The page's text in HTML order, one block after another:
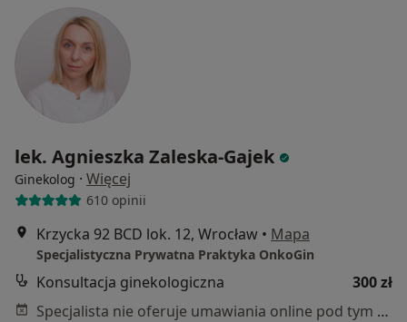
lek. Agnieszka Zaleska-Gajek
Ginekolog · Więcej
610 opinii
Krzycka 92 BCD lok. 12, Wrocław • Mapa
Specjalistyczna Prywatna Praktyka OnkoGin
Konsultacja ginekologiczna
300 zł
Specjalista nie oferuje umawiania online pod tym adresem.